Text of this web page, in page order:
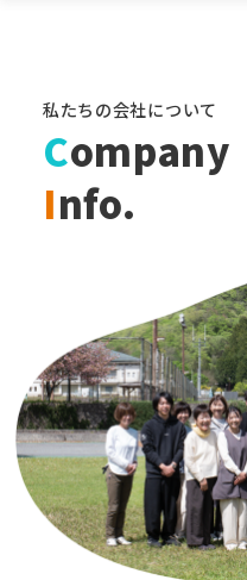
私たちの会社について
Company
Info.